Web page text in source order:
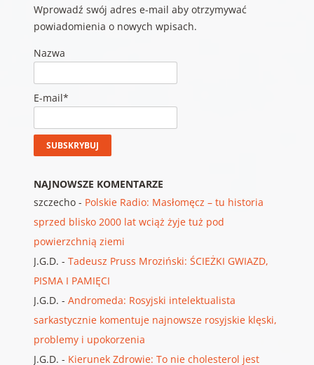
Wprowadź swój adres e-mail aby otrzymywać
powiadomienia o nowych wpisach.
Nazwa
E-mail*
NAJNOWSZE KOMENTARZE
szczecho- Polskie Radio: Masłomęcz – tu historia
sprzed blisko 2000 lat wciąż żyje tuż pod
powierzchnią ziemi
J.G.D. - Tadeusz Pruss Mroziński: ŚCIEŻKI GWIAZD,
PISMA I PAMIĘCI
J.G.D. - Andromeda: Rosyjski intelektualista
sarkastycznie komentuje najnowsze rosyjskie klęski,
problemy i upokorzenia
J.G.D. - Kierunek Zdrowie: To nie cholesterol jest